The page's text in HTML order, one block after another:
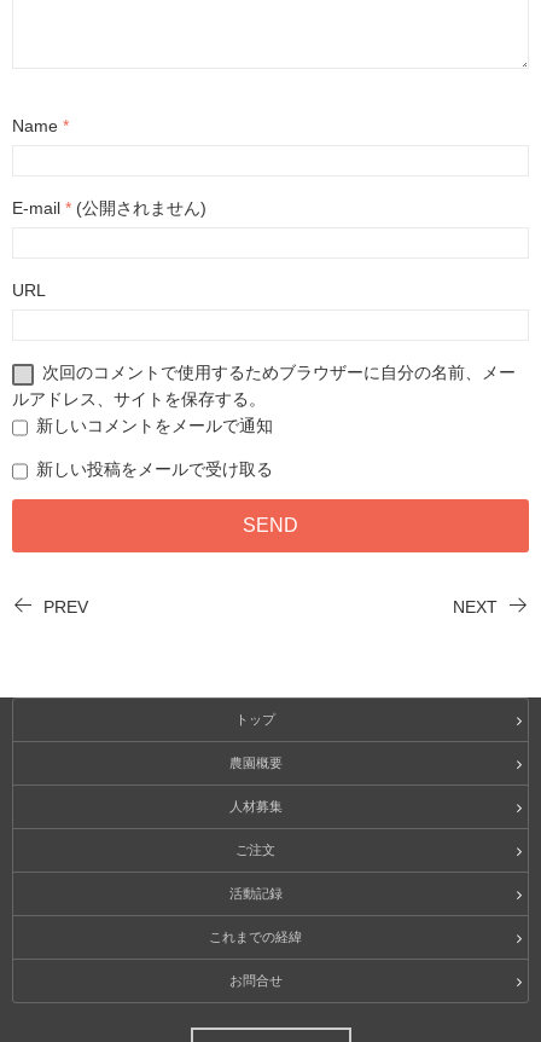
Name *
E-mail * (公開されません)
URL
次回のコメントで使用するためブラウザーに自分の名前、メー
ルアドレス、サイトを保存する。
新しいコメントをメールで通知
新しい投稿をメールで受け取る
PREV NEXT
トップ
農園概要
人材募集
ご注文
活動記録
これまでの経緯
お問合せ